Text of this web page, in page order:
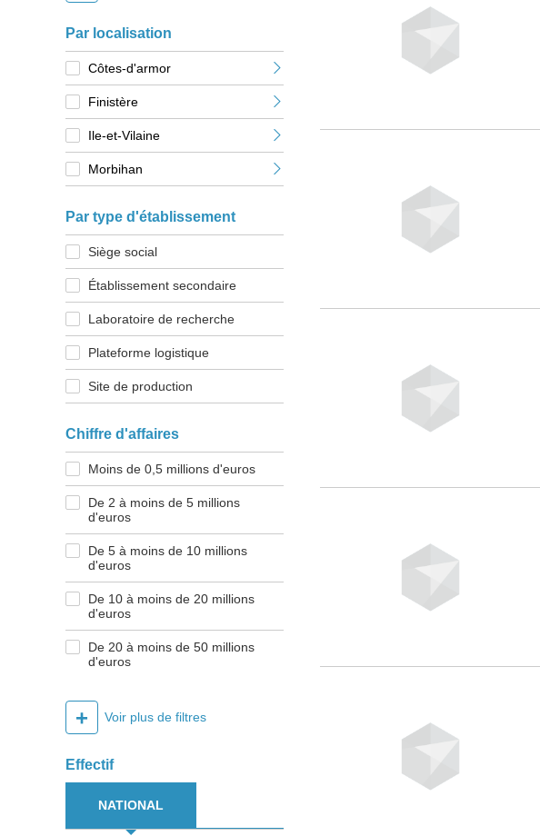
Par localisation
Côtes-d'armor
Finistère
Ile-et-Vilaine
Morbihan
Par type d'établissement
Siège social
Établissement secondaire
Laboratoire de recherche
Plateforme logistique
Site de production
Chiffre d'affaires
Moins de 0,5 millions d'euros
De 2 à moins de 5 millions
d'euros
De 5 à moins de 10 millions
d'euros
De 10 à moins de 20 millions
d'euros
De 20 à moins de 50 millions
d'euros
+ Voir plus de filtres
Effectif
NATIONAL